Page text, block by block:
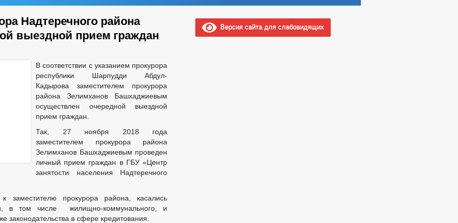
Надтеречного района
выездной прием граждан
В соответствии с указанием прокурора
республики Шарпудди Абдул-
Кадырова заместителем прокурора
района Зелимханов Башхаджиевым
осуществлен очередной выездной
прием граждан.
Так, 27 ноября 2018 года
заместителем прокурора района
Зелимханов Башхаджиевым проведен
личный прием граждан в ГБУ «Центр
занятости населения Надтеречного
заместителю прокурора района, касались
в том числе жилищно-коммунального, и
законодательства в сфере кредитования.
Версия сайта для слабовидящих